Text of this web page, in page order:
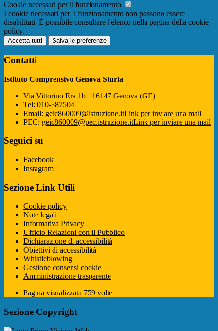
Cookie necessari per il funzionamento
I cookie necessari per il funzionamento non possono essere
disabilitati. È possibile consultare l'elenco nella pagina della cookie
policy.
Accetta tutti Salva le preferenze
Contatti
Istituto Comprensivo Genova Sturla
Via Vittorino Era 1b - 16147 Genova (GE)
Tel: 010-387504
Email: geic860009@istruzione.itLink per inviare una mail
PEC: geic860009@pec.istruzione.itLink per inviare una mail
Seguici su
Facebook
Instagram
Sezione Link Utili
Cookie policy
Note legali
Informativa Privacy
Ufficio Relazioni con il Pubblico
Dichiarazione di accessibilità
Obiettivi di accessibilità
Whistleblowing
Gestione consensi cookie
Amministrazione trasparente
Pagina visualizzata 759 volte
Sezione Copyright